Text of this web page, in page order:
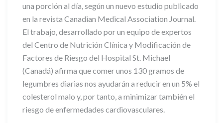
una porción al día, según un nuevo estudio publicado
en la revista Canadian Medical Association Journal.
El trabajo, desarrollado por un equipo de expertos
del Centro de Nutrición Clínica y Modificación de
Factores de Riesgo del Hospital St. Michael
(Canadá) afirma que comer unos 130 gramos de
legumbres diarias nos ayudarán a reducir en un 5% el
colesterol malo y, por tanto, a minimizar también el
riesgo de enfermedades cardiovasculares.